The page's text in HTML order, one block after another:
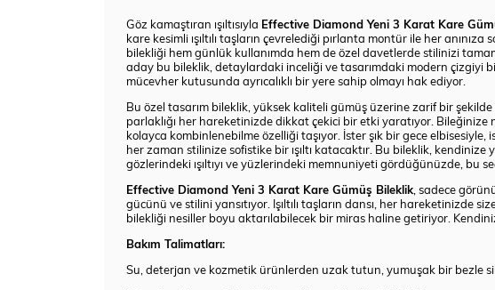
Göz kamaştıran ışıltısıyla Effective Diamond Yeni 3 Karat Kare
kare kesimli ışıltılı taşların çevrelediği pırlanta montür ile her
bilekliği hem günlük kullanımda hem de özel davetlerde stilinizi
aday bu bileklik, detaylardaki inceliği ve tasarımdaki modern çizgiyi
mücevher kutusunda ayrıcalıklı bir yere sahip olmayı hak ediyor.
Bu özel tasarım bileklik, yüksek kaliteli gümüş üzerine zarif bir
parlaklığı her hareketinizde dikkat çekici bir etki yaratıyor. Bileğinize
kolayca kombinlenebilme özelliği taşıyor. İster şık bir gece
her zaman stilinize sofistike bir ışıltı katacaktır. Bu bileklik,
gözlerindeki ışıltıyı ve yüzlerindeki memnuniyeti gördüğünüzde, bu
Effective Diamond Yeni 3 Karat Kare Gümüş Bileklik, sadece
gücünü ve stilini yansıtıyor. Işıltılı taşların dansı, her hareketinizde
bilekliği nesiller boyu aktarılabilecek bir miras haline getiriyor.
Bakım Talimatları:
Su, deterjan ve kozmetik ürünlerden uzak tutun, yumuşak bir bezle